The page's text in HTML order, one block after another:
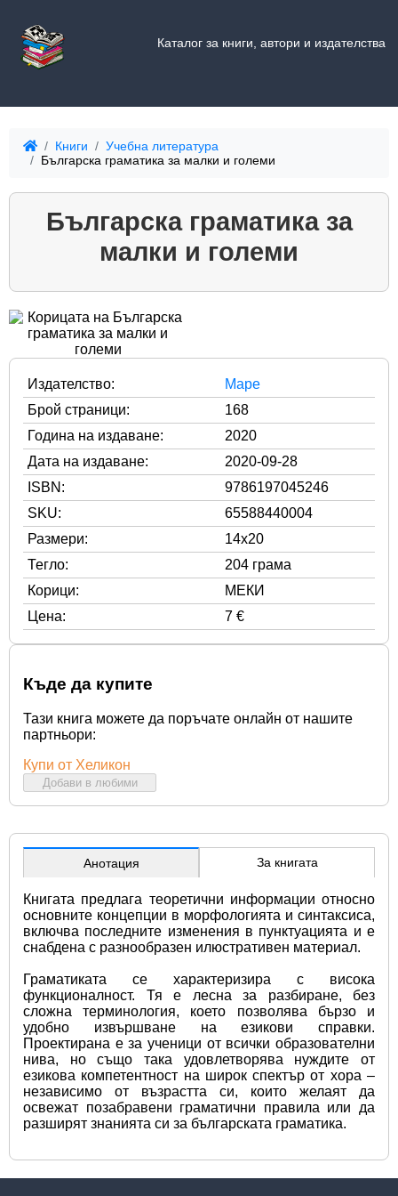
Каталог за книги, автори и издателства
Книги
Учебна литература
Българска граматика за малки и големи
Българска граматика за
малки и големи
Издателство:
Маре
Брой страници:
168
Година на издаване:
2020
Дата на издаване:
2020-09-28
ISBN:
9786197045246
SKU:
65588440004
Размери:
14x20
Тегло:
204 грама
Корици:
МЕКИ
Цена:
7 €
Къде да купите
Тази книга можете да поръчате онлайн от нашите
партньори:
Купи от Хеликон
Добави в любими
Анотация За книгата
Книгата предлага теоретични информации относно
основните концепции в морфологията и синтаксиса,
включва последните изменения в пунктуацията и е
снабдена с разнообразен илюстративен материал.
Граматиката се характеризира с висока
функционалност. Тя е лесна за разбиране, без
сложна терминология, което позволява бързо и
удобно извършване на езикови справки.
Проектирана е за ученици от всички образователни
нива, но също така удовлетворява нуждите от
езикова компетентност на широк спектър от хора –
независимо от възрастта си, които желаят да
освежат позабравени граматични правила или да
разширят знанията си за българската граматика.